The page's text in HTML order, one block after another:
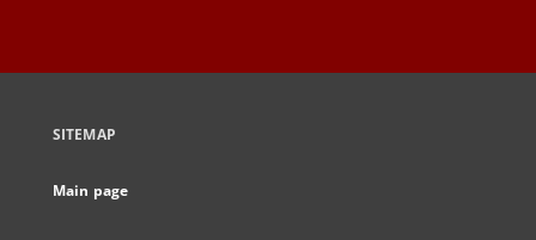
SITEMAP
Main page